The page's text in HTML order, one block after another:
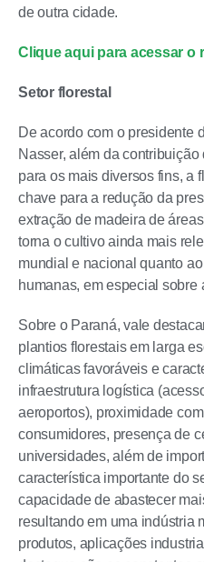
de outra cidade.
Clique aqui para acessar o
Setor florestal
De acordo com o presidente
Nasser, além da
para os mais diversos fins, a
chave para a redução da
extração de madeira de
torna o cultivo ainda mais
mundial e nacional quanto
humanas, em especial sobre
Sobre o Paraná, vale
plantios florestais em larga
climáticas favoráveis e
infraestrutura logística
aeroportos), proximidade
consumidores, presença de
universidades, além de
característica importante do
capacidade de abastecer
resultando em uma indústria
produtos, aplicações